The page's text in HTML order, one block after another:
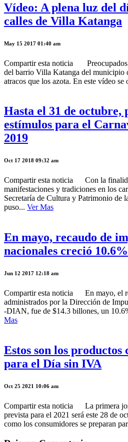
Vídeo: A plena luz del
calles de Villa Katanga
May 15 2017 01:40 am
Compartir esta noticia Preocupados
del barrio Villa Katanga del municipio
atracos que los azota. En este vídeo se
Hasta el 31 de octubre,
estímulos para el
2019
Oct 17 2018 09:32 am
Compartir esta noticia Con la
manifestaciones y tradiciones en los
Secretaría de Cultura y Patrimonio de
puso... Ver Mas
En mayo, recaudo de
nacionales creció 10.6%
Jun 12 2017 12:18 am
Compartir esta noticia En mayo, el
administrados por la Dirección de
-DIAN, fue de $14.3 billones, un
Mas
Estos son los productos
para el Día sin IVA
Oct 25 2021 10:06 am
Compartir esta noticia La primera
prevista para el 2021 será este 28 de
como los consumidores se preparan